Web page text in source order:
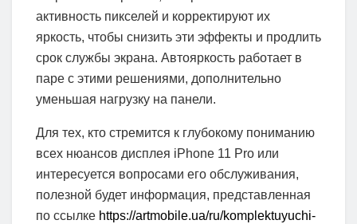
активность пикселей и корректируют их
яркость, чтобы снизить эти эффекты и продлить
срок службы экрана. Автояркость работает в
паре с этими решениями, дополнительно
уменьшая нагрузку на панели.
Для тех, кто стремится к глубокому пониманию
всех нюансов дисплея iPhone 11 Pro или
интересуется вопросами его обслуживания,
полезной будет информация, представленная
по ссылке https://artmobile.ua/ru/komplektuyuchi-